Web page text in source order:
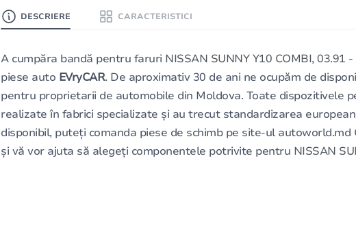
DESCRIERE CARACTERISTICI
A cumpăra bandă pentru faruri NISSAN SUNNY Y10 COMBI, 03.91 -
piese auto EVryCAR. De aproximativ 30 de ani ne ocupăm de
pentru proprietarii de automobile din Moldova. Toate dispozitivele
realizate în fabrici specializate și au trecut standardizarea
disponibil, puteți comanda piese de schimb pe site-ul
și vă vor ajuta să alegeți componentele potrivite pentru NISSAN